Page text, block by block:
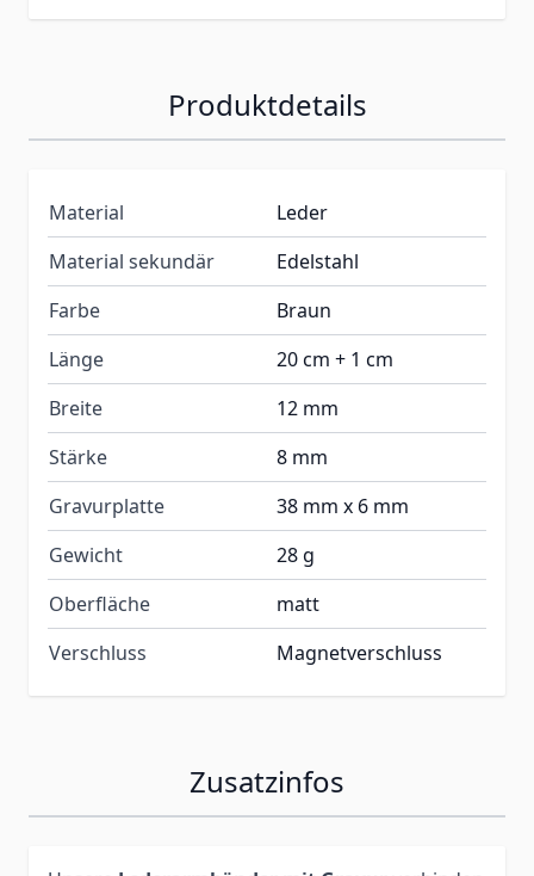
Produktdetails
Material
Leder
Material sekundär
Edelstahl
Farbe
Braun
Länge
20 cm + 1 cm
Breite
12 mm
Stärke
8 mm
Gravurplatte
38 mm x 6 mm
Gewicht
28 g
Oberfläche
matt
Verschluss
Magnetverschluss
Zusatzinfos